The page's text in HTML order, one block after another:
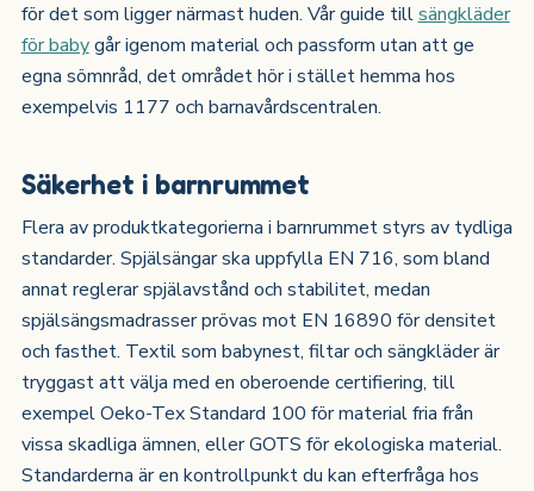
för det som ligger närmast huden. Vår guide tillsängkläder
för babygår igenom material och passform utan att ge
egna sömnråd, det området hör i stället hemma hos
exempelvis 1177 och barnavårdscentralen.
Säkerhet i barnrummet
Flera av produktkategorierna i barnrummet styrs av tydliga
standarder. Spjälsängar ska uppfylla EN 716, som bland
annat reglerar spjälavstånd och stabilitet, medan
spjälsängsmadrasser prövas mot EN 16890 för densitet
och fasthet. Textil som babynest, filtar och sängkläder är
tryggast att välja med en oberoende certifiering, till
exempel Oeko-Tex Standard 100 för material fria från
vissa skadliga ämnen, eller GOTS för ekologiska material.
Standarderna är en kontrollpunkt du kan efterfråga hos